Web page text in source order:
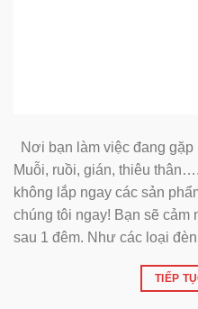
Nơi bạn làm việc đang
Muỗi, ruồi, gián, thiêu
không lắp ngay các sản
chúng tôi ngay! Bạn sẽ
sau 1 đêm. Như các loại
TIẾP